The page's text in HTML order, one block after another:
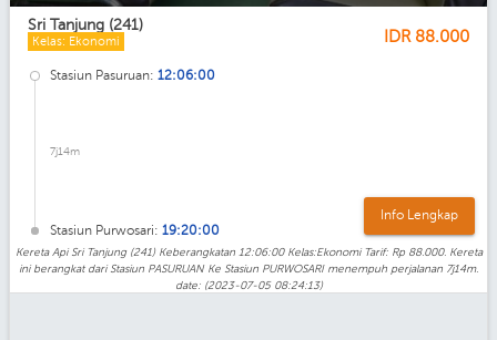
Sri Tanjung (241)
Kelas: Ekonomi IDR 88.000
Stasiun Pasuruan: 12:06:00
7j14m
Stasiun Purwosari: 19:20:00
Info Lengkap
Kereta Api Sri Tanjung (241) Keberangkatan 12:06:00 Kelas:Ekonomi Tarif: Rp 88.000. Kereta
ini berangkat dari Stasiun PASURUAN Ke Stasiun PURWOSARI menempuh perjalanan 7j14m.
date: (2023-07-05 08:24:13)